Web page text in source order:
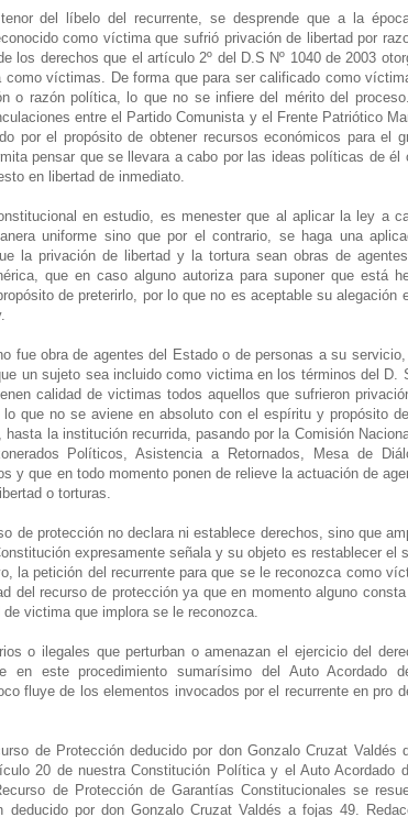
del líbelo del recurrente, se desprende que a la
como víctima que sufrió privación de libertad por
los derechos que el artículo 2º del D.S Nº 1040 de 2003
víctimas. De forma que para ser calificado como
o razón política, lo que no se infiere del mérito del
entre el Partido Comunista y el Frente Patriótico
por el propósito de obtener recursos económicos para el
pensar que se llevara a cabo por las ideas políticas de él
en libertad de inmediato.
en estudio, es menester que al aplicar la ley a
uniforme sino que por el contrario, se haga una
la privación de libertad y la tortura sean obras de
que en caso alguno autoriza para suponer que está
de preterirlo, por lo que no es aceptable su alegación
fue obra de agentes del Estado o de personas a su servicio,
un sujeto sea incluido como victima en los términos del D.
calidad de victimas todos aquellos que sufrieron
que no se aviene en absoluto con el espíritu y propósito
la institución recurrida, pasando por la Comisión
Políticos, Asistencia a Retornados, Mesa de
y que en todo momento ponen de relieve la actuación de
o torturas.
de protección no declara ni establece derechos, sino que
expresamente señala y su objeto es restablecer el
la petición del recurrente para que se le reconozca como
del recurso de protección ya que en momento alguno consta
victima que implora se le reconozca.
o ilegales que perturban o amenazan el ejercicio del
en este procedimiento sumarísimo del Auto Acordado
fluye de los elementos invocados por el recurrente en pro
de Protección deducido por don Gonzalo Cruzat Valdés
20 de nuestra Constitución Política y el Auto Acordado
de Protección de Garantías Constitucionales se
por don Gonzalo Cruzat Valdés a fojas 49.